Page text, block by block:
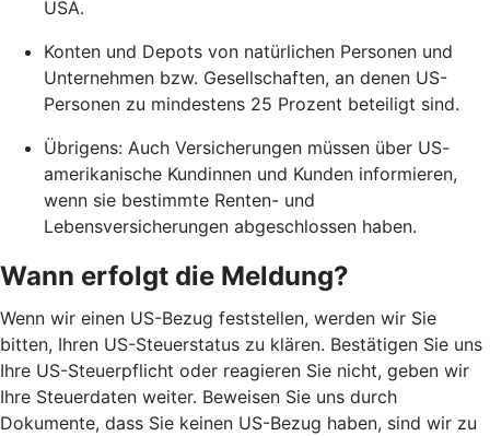
USA.
Konten und Depots von natürlichen Personen und
Unternehmen bzw. Gesellschaften, an denen US-
Personen zu mindestens 25 Prozent beteiligt sind.
Übrigens: Auch Versicherungen müssen über US-
amerikanische Kundinnen und Kunden informieren,
wenn sie bestimmte Renten- und
Lebensversicherungen abgeschlossen haben.
Wann erfolgt die Meldung?
Wenn wir einen US-Bezug feststellen, werden wir Sie
bitten, Ihren US-Steuerstatus zu klären. Bestätigen Sie uns
Ihre US-Steuerpflicht oder reagieren Sie nicht, geben wir
Ihre Steuerdaten weiter. Beweisen Sie uns durch
Dokumente, dass Sie keinen US-Bezug haben, sind wir zu